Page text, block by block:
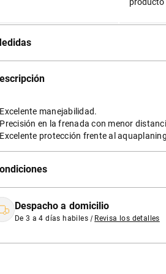
manejabilidad.
en la frenada con menor
protección frente al
Despacho a domicilio
De 3 a 4 días habiles | Revisa los detalles